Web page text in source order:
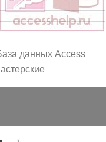
данных Access